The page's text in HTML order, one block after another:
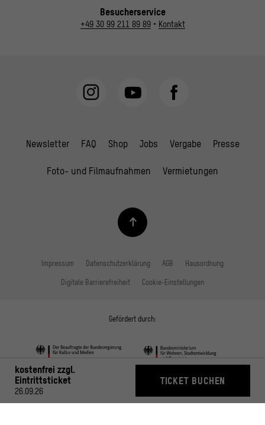
kostenfrei zzgl.
Eintrittsticket
26.09.26
TICKET BUCHEN
Besucherservice
+49 30 99 211 89 89• Kontakt
Newsletter FAQ Shop Jobs Vergabe Presse
Foto- und Filmaufnahmen Vermietungen
Impressum Datenschutzerklärung AGB Hausordnung
Digitale Barrierefreiheit Cookie-Einstellungen
Gefördert durch: